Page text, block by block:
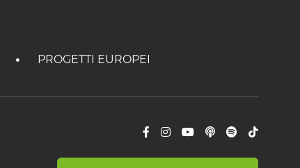
PROGETTI EUROPEI